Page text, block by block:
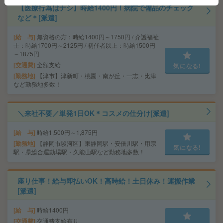
【医療行為はナシ】時給1400円！病院で備品のチェック
など＊[派遣]
給 与 無資格の方：時給1400円～1750円 / 介護福祉
士：時給1700円～2125円 / 初任者以上：時給1500円
～1875円
交通費 全額支給
勤務地
【津市】津新町・桃園・南が丘・一志・比津
など勤務地多数！
気になる!
＼来社不要／単発1日OK＊コスメの仕分け[派遣]
給 与 時給1,500円～1,875円
勤務地
【静岡市駿河区】東静岡駅・安倍川駅・用宗
駅・県総合運動場駅・久能山駅など勤務地多数！
気になる!
座り仕事！給与即払いOK！高時給！土日休み！運搬作業
[派遣]
給 与 時給1400円
交通費 交通費支給有り